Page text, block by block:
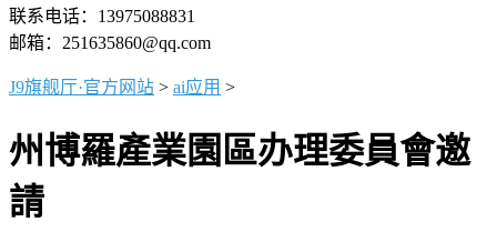
联系电话：13975088831
邮箱：251635860@qq.com
J9旗舰厅·官方网站 > ai应用 >
州博羅產業園區办理委員會邀
請